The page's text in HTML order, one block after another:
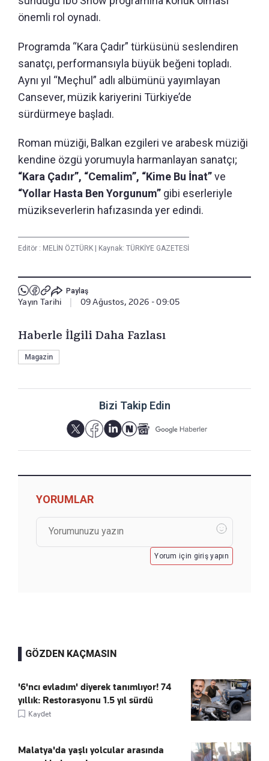
önemli rol oynadı.
Programda “Kara Çadır” türküsünü seslendiren
sanatçı, performansıyla büyük beğeni topladı.
Aynı yıl “Meçhul” adlı albümünü yayımlayan
Cansever, müzik kariyerini Türkiye’de
sürdürmeye başladı.
Roman müziği, Balkan ezgileri ve arabesk müziği
kendine özgü yorumuyla harmanlayan sanatçı;
“Kara Çadır”, “Cemalim”, “Kime Bu İnat”ve
“Yollar Hasta Ben Yorgunum” gibi eserleriyle
müzikseverlerin hafızasında yer edindi.
Editör : MELİN ÖZTÜRK | Kaynak: TÜRKİYE GAZETESİ
Paylaş
Yayın Tarihi 09 Ağustos, 2026 - 09:05
Haberle İlgili Daha Fazlası
Magazin
Bizi Takip Edin
YORUMLAR
Yorum için giriş yapın
GÖZDEN KAÇMASIN
'6'ncı evladım' diyerek tanımlıyor! 74
yıllık: Restorasyonu 1.5 yıl sürdü
Kaydet
Malatya'da yaşlı yolcular arasında